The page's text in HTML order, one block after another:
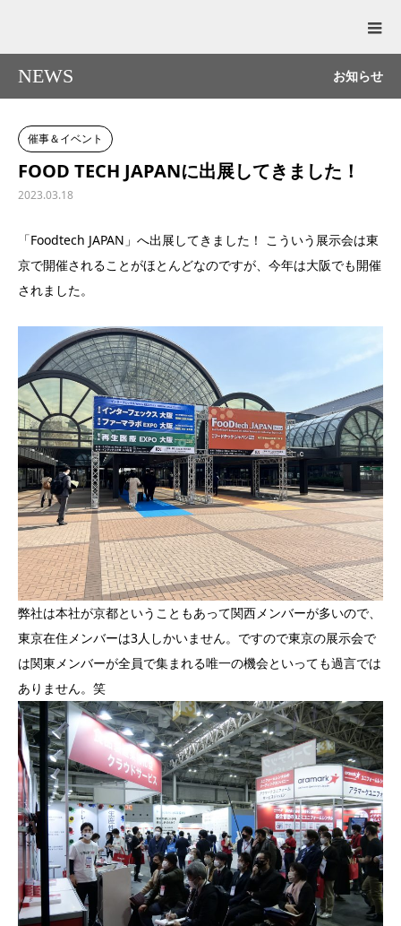
NEWS お知らせ
催事＆イベント
FOOD TECH JAPANに出展してきました！
2023.03.18
「Foodtech JAPAN」へ出展してきました！ こういう展示会は東
京で開催されることがほとんどなのですが、今年は大阪でも開催
されました。
弊社は本社が京都ということもあって関西メンバーが多いので、
東京在住メンバーは3人しかいません。ですので東京の展示会で
は関東メンバーが全員で集まれる唯一の機会といっても過言では
ありません。笑